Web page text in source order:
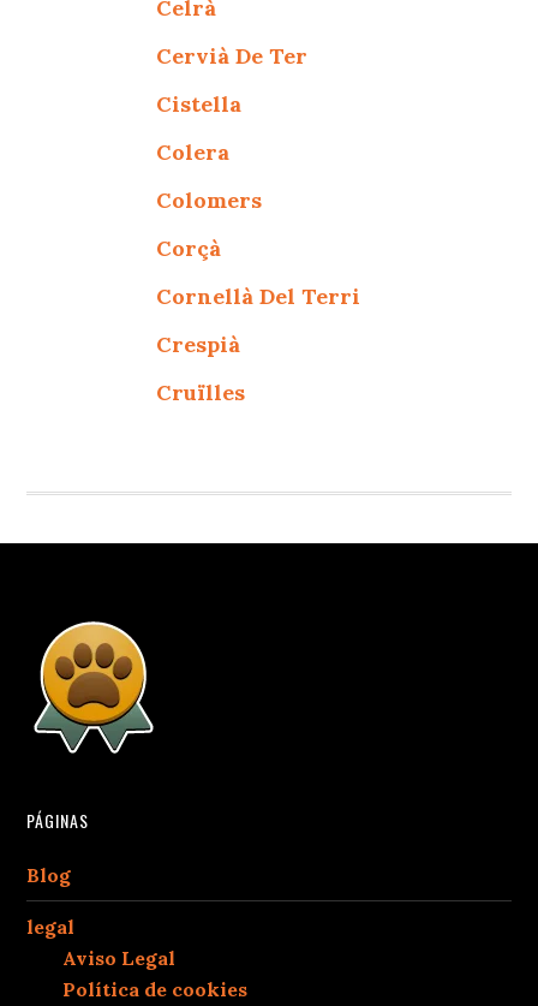
Celrà
Cervià De Ter
Cistella
Colera
Colomers
Corçà
Cornellà Del Terri
Crespià
Cruïlles
PÁGINAS
Blog
legal
Aviso Legal
Política de cookies